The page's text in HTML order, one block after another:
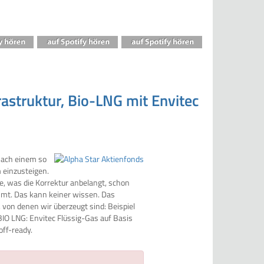
Bio-LNG mit Envitec
einem so
was die Korrektur anbelangt, schon
Das kann keiner wissen. Das
denen wir überzeugt sind: Beispiel
LNG: Envitec Flüssig-Gas auf Basis
ready.